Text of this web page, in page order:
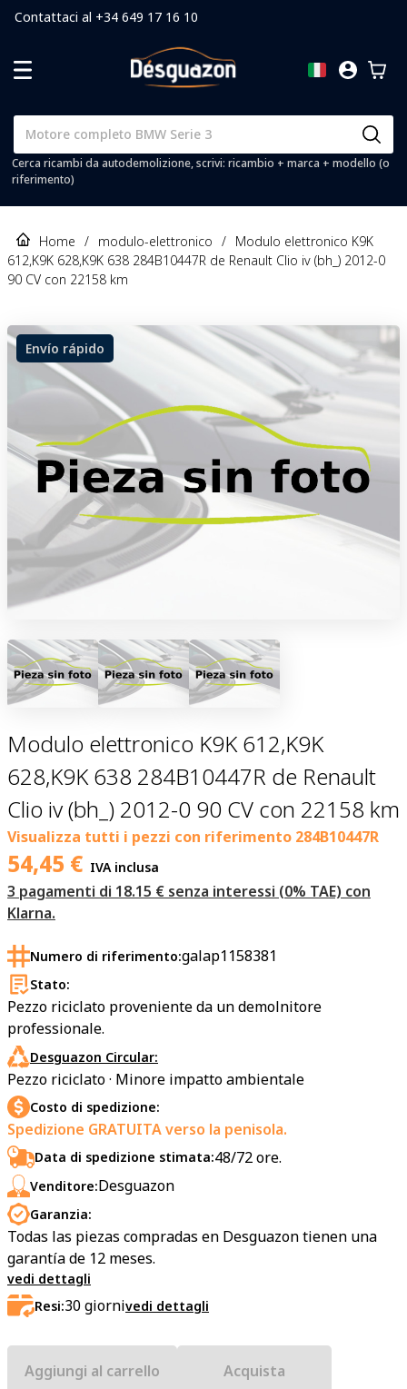
Contattaci al +34 649 17 16 10
Cerca ricambi da autodemolizione, scrivi: ricambio + marca + modello (o
riferimento)
Home / modulo-elettronico / Modulo elettronico K9K
612,K9K 628,K9K 638 284B10447R de Renault Clio iv (bh_) 2012-0
90 CV con 22158 km
Envío rápido
Modulo elettronico K9K 612,K9K
628,K9K 638 284B10447R de Renault
Clio iv (bh_) 2012-0 90 CV con 22158 km
Visualizza tutti i pezzi con riferimento 284B10447R
54,45 € IVA inclusa
3 pagamenti di 18.15 € senza interessi (0% TAE) con
Klarna.
Numero di riferimento:galap1158381
Stato:
Pezzo riciclato proveniente da un demolnitore
professionale.
Desguazon Circular:
Pezzo riciclato · Minore impatto ambientale
Costo di spedizione:
Spedizione GRATUITA verso la penisola.
Data di spedizione stimata:48/72 ore.
Venditore:Desguazon
Garanzia:
Todas las piezas compradas en Desguazon tienen una
garantía de 12 meses.
vedi dettagli
Resi:30giornivedi dettagli
Aggiungi al carrello Acquista